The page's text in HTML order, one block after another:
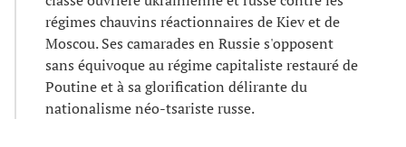
régimes chauvins réactionnaires de Kiev et de
Moscou. Ses camarades en Russie s'opposent
sans équivoque au régime capitaliste restauré de
Poutine et à sa glorification délirante du
nationalisme néo-tsariste russe.